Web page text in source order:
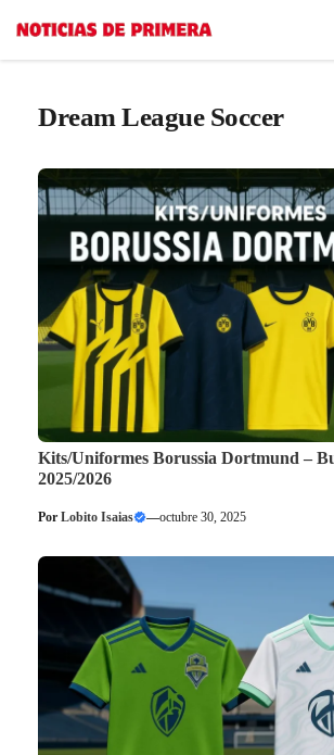
Saltar
Dream League Soccer
Kits/Uniformes Borussia Dortmund –
2025/2026
Por Lobito Isaias —octubre 30, 2025